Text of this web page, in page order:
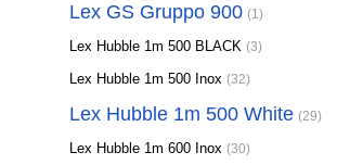
Lex GS Gruppo 900 (1)
Lex Hubble 1m 500 BLACK (3)
Lex Hubble 1m 500 Inox (32)
Lex Hubble 1m 500 White (29)
Lex Hubble 1m 600 Inox (30)